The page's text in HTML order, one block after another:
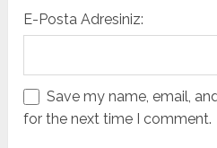
E-Posta Adresiniz:
Save my name, email,
for the next time I comment.